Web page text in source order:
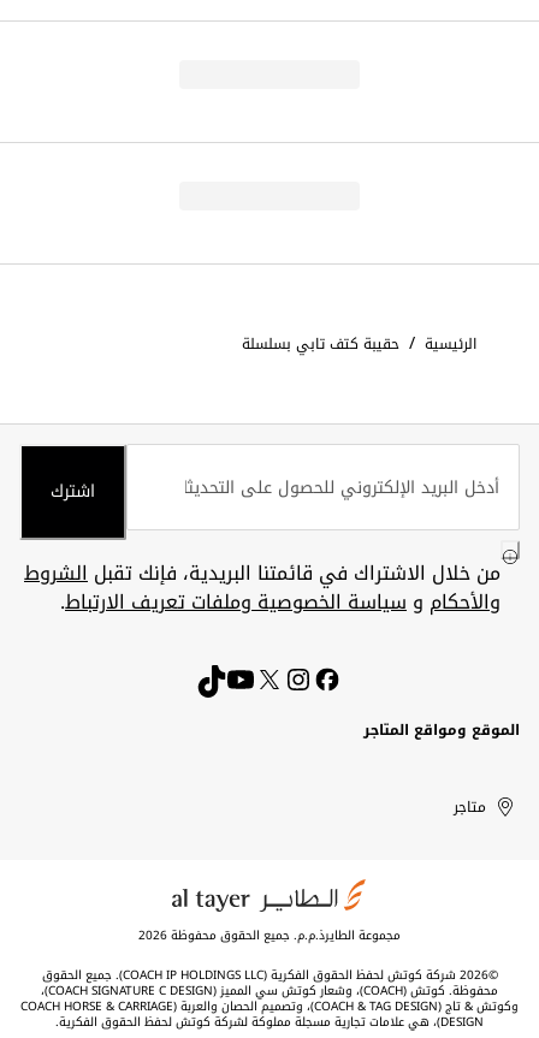
الرئيسية / حقيبة كتف تابي بسلسلة
اشترك
من خلال الاشتراك في قائمتنا البريدية، فإنك تقبلالشروط
والأحكام وسياسة الخصوصية وملفات تعريف الارتباط.
الموقع ومواقع المتاجر
United
Arab
Kuwait
الإمارات
العربية
الكويت
متاجر
مجموعة الطايرذ.م.م. جميع الحقوق محفوظة 2026
©2026 شركة كوتش لحفظ الحقوق الفكرية (COACH IP HOLDINGS LLC). جميع الحقوق
محفوظة. كوتش (COACH)، وشعار كوتش سي المميز (COACH SIGNATURE C DESIGN)،
وكوتش & تاج (COACH & TAG DESIGN)، وتصميم الحصان والعربة (COACH HORSE & CARRIAGE
DESIGN)، هي علامات تجارية مسجلة مملوكة لشركة كوتش لحفظ الحقوق الفكرية.